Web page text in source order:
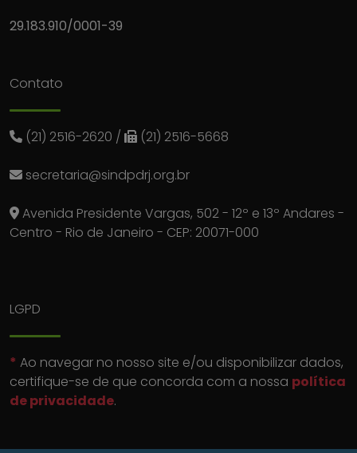
29.183.910/0001-39
Contato
(21) 2516-2620 / (21) 2516-5668
secretaria@sindpdrj.org.br
Avenida Presidente Vargas, 502 - 12º e 13º Andares -
Centro - Rio de Janeiro - CEP: 20071-000
LGPD
* Ao navegar no nosso site e/ou disponibilizar dados,
certifique-se de que concorda com a nossa política
de privacidade.